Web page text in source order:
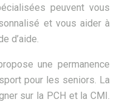
peuvent vous
et vous aider à
d’aide.
une permanence
pour les seniors. La
sur la PCH et la CMI.